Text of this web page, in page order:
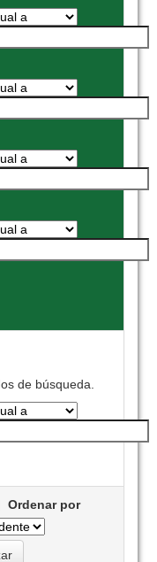
de búsqueda.
Ordenar por